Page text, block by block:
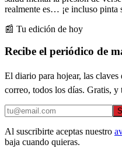
realmente es… ¡e incluso pinta
📰 Tu edición de hoy
Recibe el periódico de
El diario para hojear, las
correo, todos los días. Gratis, y
Al suscribirte aceptas nuestro
baja cuando quieras.